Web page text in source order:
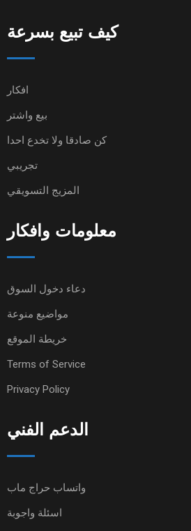
كيف تبيع بسرعة
افكار
بيع واشتر
كن صادقا ولا تخدع احدا
تجريبي
المزيج التسويقي
معلومات وافكار
دعاء دخول السوق
مواضيع منوعة
خريطة الموقع
Terms of Service
Privacy Policy
الدعم الفني
واتساب حراج ماب
اسئلة واجوبة